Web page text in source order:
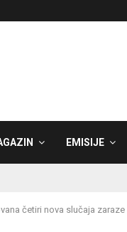
EMISIJE
četiri nova slučaja